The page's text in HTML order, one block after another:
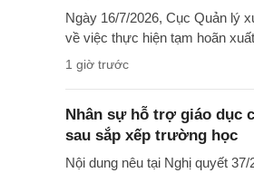
Ngày 16/7/2026, Cục Quản lý
về việc thực hiện tạm hoãn
1 giờ trước
Nhân sự hỗ trợ giáo dục
sau sắp xếp trường học
Nội dung nêu tại Nghị quyết